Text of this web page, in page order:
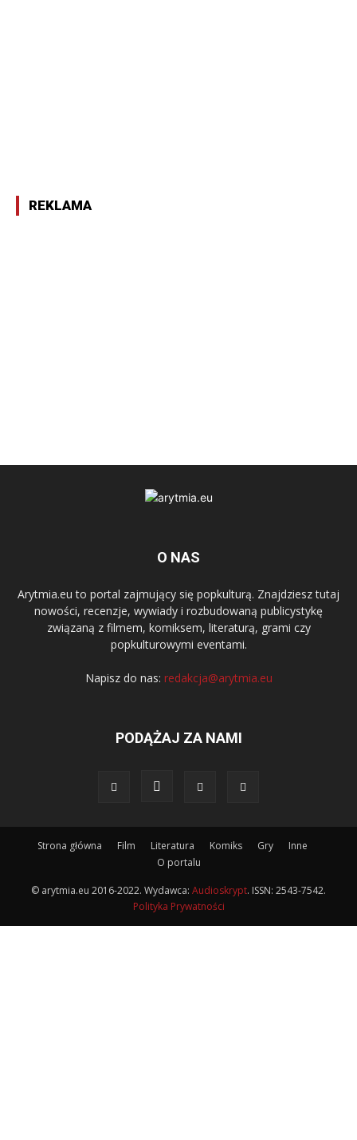
REKLAMA
O NAS
Arytmia.eu to portal zajmujący się popkulturą. Znajdziesz tutaj
nowości, recenzje, wywiady i rozbudowaną publicystykę
związaną z filmem, komiksem, literaturą, grami czy
popkulturowymi eventami.
Napisz do nas: redakcja@arytmia.eu
PODĄŻAJ ZA NAMI
Strona główna Film Literatura Komiks Gry
Inne
O portalu
© arytmia.eu 2016-2022. Wydawca: Audioskrypt. ISSN: 2543-7542.
Polityka Prywatności